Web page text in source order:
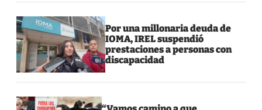
Por una millonaria deuda de
IOMA, IREL suspendió
prestaciones a personas con
discapacidad